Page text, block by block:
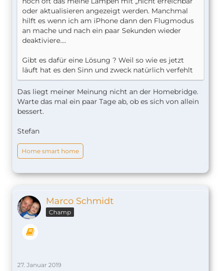
oder aktualisieren angezeigt werden. Manchmal
hilft es wenn ich am iPhone dann den Flugmodus
an mache und nach ein paar Sekunden wieder
deaktiviere....
Gibt es dafür eine Lösung ? Weil so wie es jetzt
läuft hat es den Sinn und zweck natürlich verfehlt
Das liegt meiner Meinung nicht an der Homebridge.
Warte das mal ein paar Tage ab, ob es sich von allein
bessert.
Stefan
Home smart home
Marco Schmidt
Champ
27. Januar 2019